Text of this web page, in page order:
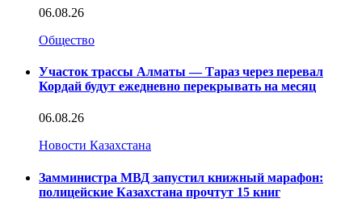
06.08.26
Общество
Участок трассы Алматы — Тараз через перевал
Кордай будут ежедневно перекрывать на месяц
06.08.26
Новости Казахстана
Замминистра МВД запустил книжный марафон:
полицейские Казахстана прочтут 15 книг